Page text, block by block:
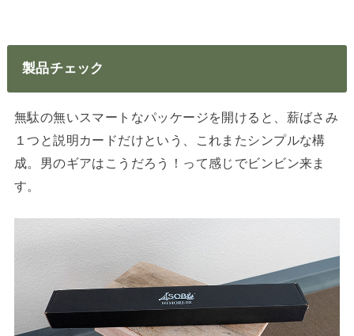
製品チェック
無駄の無いスマートなパッケージを開けると、薪ばさみ
１つと説明カードだけという、これまたシンプルな構
成。男のギアはこうだろう！って感じでビンビン来ま
す。